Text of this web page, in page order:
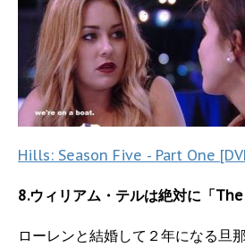
Hills: Season Five - Part One
8.ウィリアム・テルは絶対に「
ローレンと結婚して２年になる旦